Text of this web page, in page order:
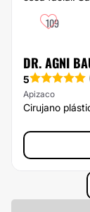
109
DR. AGNI
5
Apizaco
Cirujano